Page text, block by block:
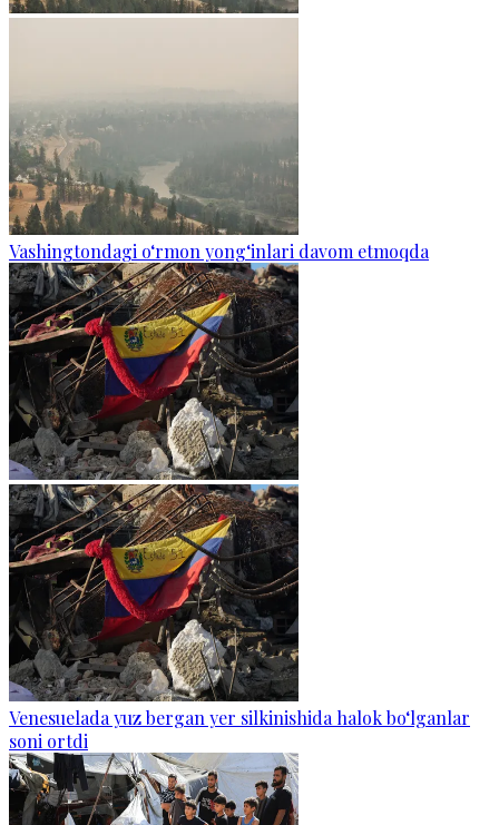
Vashingtondagi o‘rmon yong‘inlari davom etmoqda
Venesuelada yuz bergan yer silkinishida halok bo‘lganlar
soni ortdi